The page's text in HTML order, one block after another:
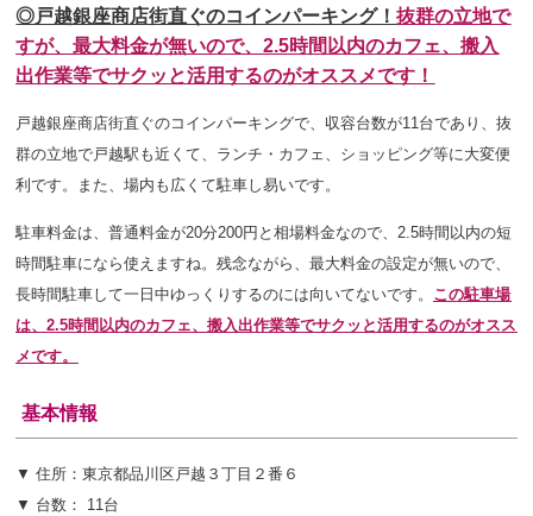
◎戸越銀座商店街直ぐのコインパーキング！抜群の立地で
すが、最大料金が無いので、2.5時間以内のカフェ、搬入
出作業等でサクッと活用するのがオススメです！
戸越銀座商店街直ぐのコインパーキングで、収容台数が11台であり、抜
群の立地で戸越駅も近くて、ランチ・カフェ、ショッピング等に大変便
利です。また、場内も広くて駐車し易いです。
駐車料金は、普通料金が20分200円と相場料金なので、2.5時間以内の短
時間駐車になら使えますね。残念ながら、最大料金の設定が無いので、
長時間駐車して一日中ゆっくりするのには向いてないです。 この駐車場
は、2.5時間以内のカフェ、搬入出作業等でサクッと活用するのがオスス
メです。
基本情報
▼ 住所：東京都品川区戸越３丁目２番６
▼ 台数： 11台